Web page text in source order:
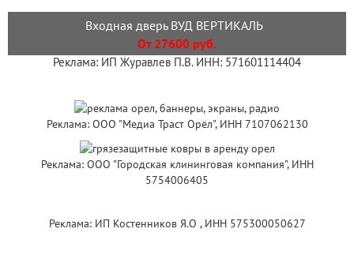
Входная дверь ВУД ВЕРТИКАЛЬ
От 27600 руб.
Реклама: ИП Журавлев П.В. ИНН: 571601114404
Реклама: ООО "Медиа Траст Орёл", ИНН 7107062130
Реклама: ООО "Городская клининговая компания", ИНН
5754006405
Реклама: ИП Костенников Я.О , ИНН 575300050627